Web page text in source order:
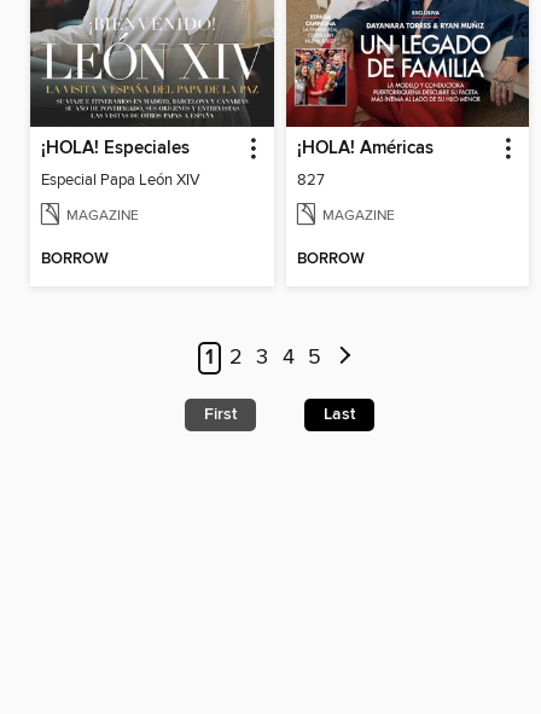
¡HOLA! Especiales
Especial Papa León XIV
MAGAZINE
BORROW
¡HOLA! Américas
827
MAGAZINE
BORROW
1 2 3 4 5
First Last